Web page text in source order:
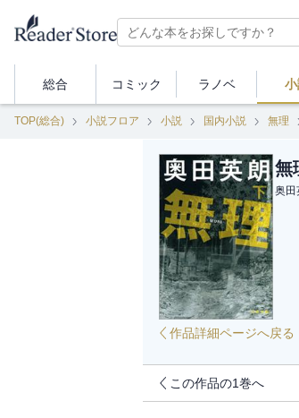
総合 コミック ラノベ
TOP(総合) 小説フロア 小説 国内小説 無理
無
奥田
作品詳細ページへ戻る
この作品の1巻へ